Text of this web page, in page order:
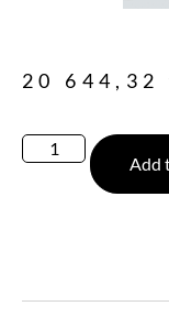
20 644,32
Add